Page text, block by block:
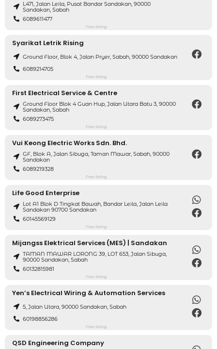
L471, Jalan Leila, Pusat Bandar Sandakan, 90000
Sandakan, Sabah
6089611477
Free listing
Syarikat Letrik Rising
Ground Floor, Blok 4, Jalan Pryer, Sabah, 90000 Sandakan
6089214705
Free listing
First Electrical Service & Centre
Ground Floor Blok 4 Guan Hup, Jalan Utara Batu 3, 90000
Sandakan, Sabah
6089273475
Free listing
Vui Keong Electric Works Sdn. Bhd.
GF, Blok A, Jalan Sibuga, Taman Mawar, Sabah, 90000
Sandakan
6089219328
Free listing
Life Good Enterprise
Lot A1 Blok D Tingkat Bawah, Bandar Leila, Jalan Leila
Sandakan 90700 Sandakan
60145569129
Free listing
Mijangss Elektrical Services (MES) | Sandakan
TAMAN MAWAR LORONG 39, LOT 653, Jalan Sibuga,
90000 Sandakan, Sabah
60132815981
Free listing
Yen’s Electrical Wiring & Automation Services
5, Jalan Utara, 90000 Sandakan, Sabah
60198856286
Free listing
QSD Engineering Company